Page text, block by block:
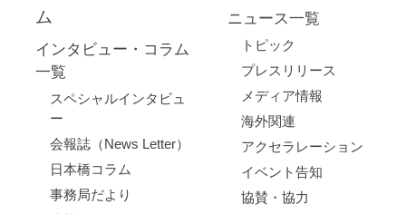
ム
インタビュー・コラム
一覧
スペシャルインタビュ
ー
会報誌（News Letter）
日本橋コラム
事務局だより
ニュース一覧
トピック
プレスリリース
メディア情報
海外関連
アクセラレーション
イベント告知
協賛・協力